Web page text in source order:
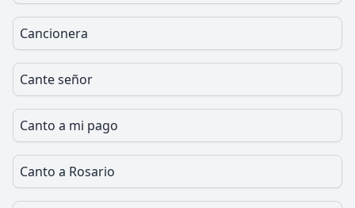
Cancionera
Cante señor
Canto a mi pago
Canto a Rosario